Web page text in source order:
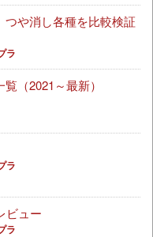
つや消し各種を比較検証
ラ
（2021～最新）
ラ
ビュー
ラ